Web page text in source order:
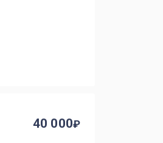
40 000